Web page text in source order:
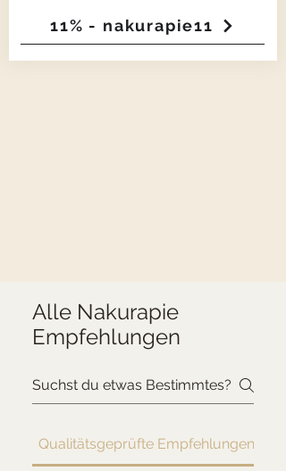
11% - nakurapie11
Alle Nakurapie
Empfehlungen
Qualitätsgeprüfte Empfehlungen